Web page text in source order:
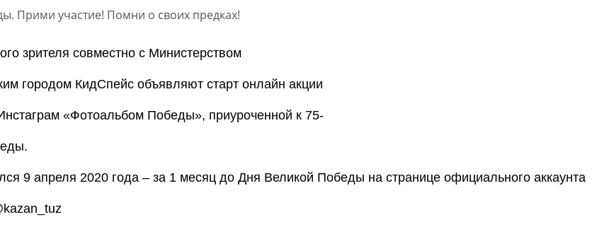
зрителя совместно с Министерством
городом КидСпейс объявляют старт онлайн акции
«Фотоальбом Победы», приуроченной к 75-
9 апреля 2020 года – за 1 месяц до Дня Великой Победы на странице официального аккаунта